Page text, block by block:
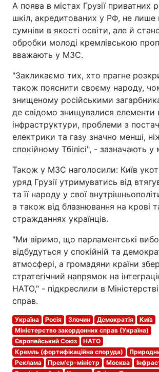
А поява в містах Грузії приватних
шкіл, акредитованих у РФ, не лише
сумніви в якості освіти, але й
обробки молоді кремлівською
вважають у МЗС.
"Закликаємо тих, хто прагне
також пояснити своєму народу,
знищеному російськими
де свідомо знищувалися елементи
інфраструктури, проблеми з
електрики та газу значно менші,
спокійному Тбілісі", - зазначають у
Також у МЗС наголосили: Київ
уряд Грузії утримуватись від
та її народу у свої
а також від блазнювання на крові
стражданнях українців.
"Ми віримо, що парламентські
відбудуться у спокійній та
атмосфері, а громадяни країни
стратегічний напрямок на
НАТО," - підкреслили в
справ.
Україна Росія Злочин Демократія
Київ
Міністерство закордонних справ (Україна)
Європейський Союз
НАТО
Кремль (фортифікаційна споруда)
Реклама
Прем'єр-міністр Москва